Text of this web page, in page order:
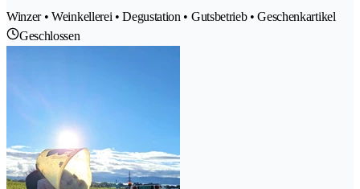
Winzer • Weinkellerei • Degustation • Gutsbetrieb • Geschenkartikel
Geschlossen